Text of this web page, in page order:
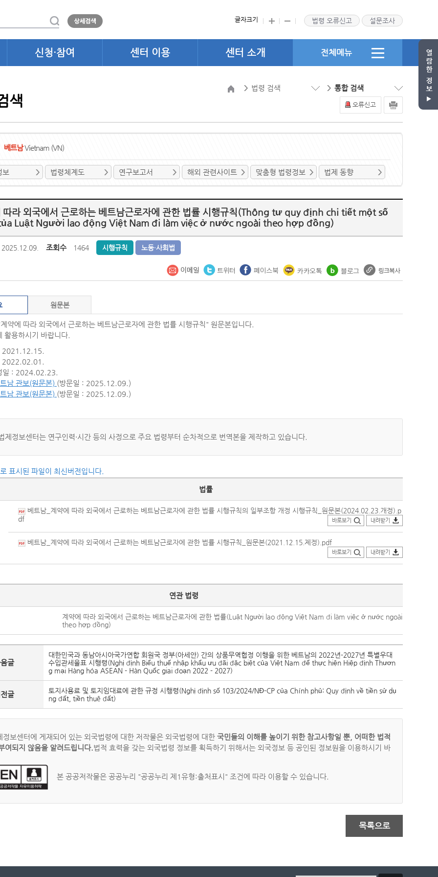
글자크기 법령 오류신고 설문조사
신청·참여 센터 이용 센터 소개 전체메뉴
법령 검색 통합 검색
오류신고
색
베트남Vietnam (VN)
보 법령체계도 연구보고서 해외 관련사이트 맞춤형 법령정보 법제 동향
따라 외국에서 근로하는 베트남근로자에 관한 법률 시행규칙(Thông tư quy định chi tiết một số
Luật Người lao động Việt Nam đi làm việc ở nước ngoài theo hợp đồng)
2025.12.09. 조회수 1464 시행규칙 노동·사회법
원문본
약에 따라 외국에서 근로하는 베트남근로자에 관한 법률 시행규칙" 원문본입니다.
활용하시기 바랍니다.
2021.12.15.
2022.02.01.
일 : 2024.02.23.
남 관보(원문본) (방문일 : 2025.12.09.)
남 관보(원문본) (방문일 : 2025.12.09.)
제정보센터는 연구인력·시간 등의 사정으로 주요 법령부터 순차적으로 번역본을 제작하고 있습니다.
표시된 파일이 최신버전입니다.
법률
베트남_계약에 따라 외국에서 근로하는 베트남근로자에 관한 법률 시행규칙의 일부조항 개정 시행규칙_원문본(2024.02.23.개정).p
df
바로보기 내려받기
베트남_계약에 따라 외국에서 근로하는 베트남근로자에 관한 법률 시행규칙_원문본(2021.12.15.제정).pdf
바로보기 내려받기
연관 법령
계약에 따라 외국에서 근로하는 베트남근로자에 관한 법률(Luật Người lao động Việt Nam đi làm việc ở nước ngoài
theo hợp đồng)
글
대한민국과 동남아시아국가연합 회원국 정부(아세안) 간의 상품무역협정 이행을 위한 베트남의 2022년-2027년 특별우대
수입관세율표 시행령(Nghị định Biểu thuế nhập khẩu ưu đãi đặc biệt của Việt Nam để thực hiện Hiệp định Thươn
g mại Hàng hóa ASEAN - Hàn Quốc giai đoạn 2022 - 2027)
글
토지사용료 및 토지임대료에 관한 규정 시행령(Nghị định số 103/2024/NĐ-CP của Chính phủ: Quy định về tiền sử dụ
ng đất, tiền thuê đất)
정보센터에 게재되어 있는 외국법령에 대한 저작물은 외국법령에 대한 국민들의 이해를 높이기 위한 참고사항일 뿐, 어떠한 법적
여되지 않음을 알려드립니다.법적 효력을 갖는 외국법령 정보를 획득하기 위해서는 외국정보 등 공인된 정보원을 이용하시기 바
본 공공저작물은 공공누리 "공공누리 제1유형:출처표시" 조건에 따라 이용할 수 있습니다.
목록으로